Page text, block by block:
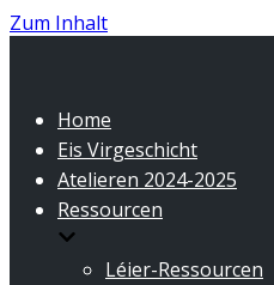
Zum Inhalt
Home
Eis Virgeschicht
Atelieren 2024-2025
Ressourcen
Léier-Ressourcen